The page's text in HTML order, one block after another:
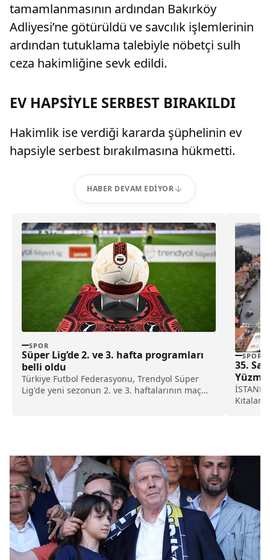
tamamlanmasının ardından Bakırköy
Adliyesi’ne götürüldü ve savcılık işlemlerinin
ardından tutuklama talebiyle nöbetçi sulh
ceza hakimliğine sevk edildi.
EV HAPSİYLE SERBEST BIRAKILDI
Hakimlik ise verdiği kararda şüphelinin ev
hapsiyle serbest bırakılmasına hükmetti.
HABER DEVAM EDIYOR
SPOR
Süper Lig’de 2. ve 3. hafta programları
belli oldu
Türkiye Futbol Federasyonu, Trendyol Süper
Lig'de yeni sezonun 2. ve 3. haftalarının maç
SPOR
35.
Yüzme